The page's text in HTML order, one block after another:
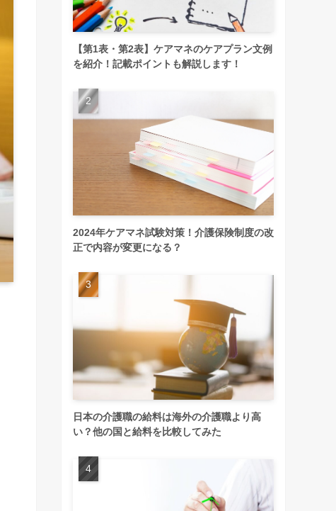
【第1表・第2表】ケアマネのケアプラン文例
を紹介！記載ポイントも解説します！
2024年ケアマネ試験対策！介護保険制度の改
正で内容が変更になる？
日本の介護職の給料は海外の介護職より高
い？他の国と給料を比較してみた